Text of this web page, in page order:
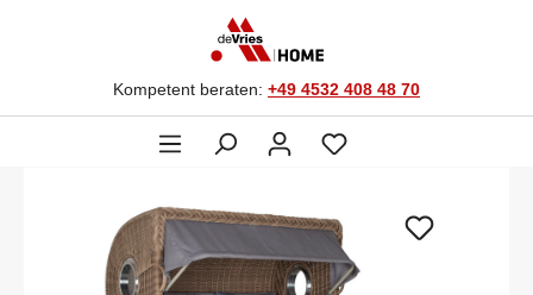
Kompetent beraten: +49 4532 408 48 70